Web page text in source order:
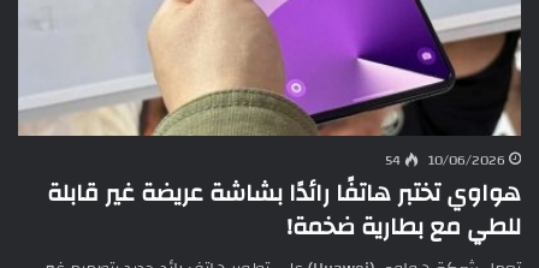
10/06/2026
54
هواوي تختبر هاتفًا رائدًا بشاشة عريضة غير قابلة
للطي مع بطارية ضخمة!